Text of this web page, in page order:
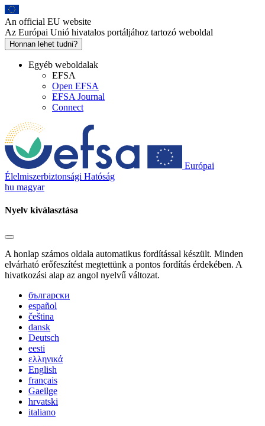
Skip
to
main
content
An official EU website
Az Európai Unió hivatalos portáljához tartozó weboldal
Honnan lehet tudni?
Egyéb weboldalak
EFSA
Open EFSA
EFSA Journal
Connect
Európai
Élelmiszerbiztonsági Hatóság
hu magyar
Nyelv kiválasztása
A honlap számos oldala automatikus fordítással készült. Minden
elvárható erőfeszítést megtettünk a pontos fordítás érdekében. A
hivatkozási alap az angol nyelvű változat.
български
español
čeština
dansk
Deutsch
eesti
ελληνικά
English
français
Gaeilge
hrvatski
italiano